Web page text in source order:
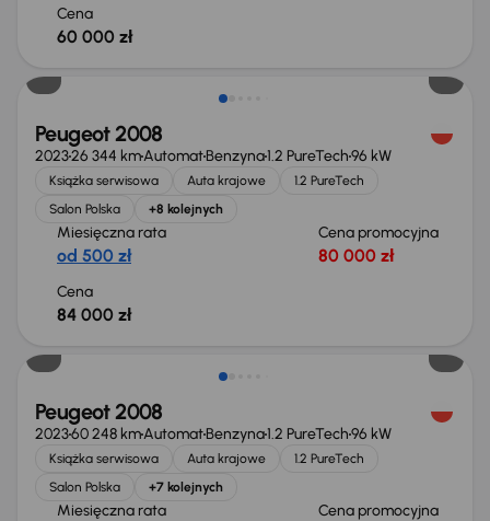
Cena
60 000 zł
Peugeot 2008
202326 344 kmAutomatBenzyna1.2 PureTech96 kW
Książka serwisowa Auta krajowe
1.2 PureTech
Salon Polska
+8 kolejnych
Miesięczna rata
od 500 zł
Cena promocyjna
80 000 zł
Cena
84 000 zł
Taniej o 1 000 zł
Peugeot 2008
202360 248 kmAutomatBenzyna1.2 PureTech96 kW
Książka serwisowa Auta krajowe
1.2 PureTech
Salon Polska
+7 kolejnych
Miesięczna rata Cena promocyjna